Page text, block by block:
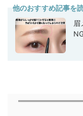
他のおすすめ記事を
眉